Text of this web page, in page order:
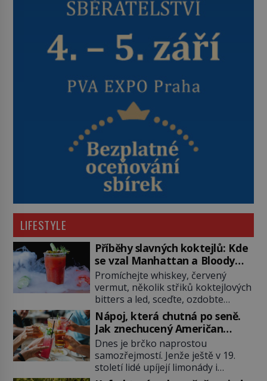
LIFESTYLE
Příběhy slavných koktejlů: Kde
se vzal Manhattan a Bloody
Mary?
Promíchejte whiskey, červený
vermut, několik střiků koktejlových
bitters a led, sceďte, ozdobte
koktejlovou třešinkou a tadá…
Manhattan je tu! A pokud to má být
skutečně on, dejte si pozor, ať
místo klasické americké rye
whiskey či klidně bourbonu
nepoužijete skotskou whisku. Co
Nápoj, která chutná po seně.
Jak znechucený Američan
vymyslel brčko
Dnes je brčko naprostou
samozřejmostí. Jenže ještě v 19.
století lidé upíjejí limonády i